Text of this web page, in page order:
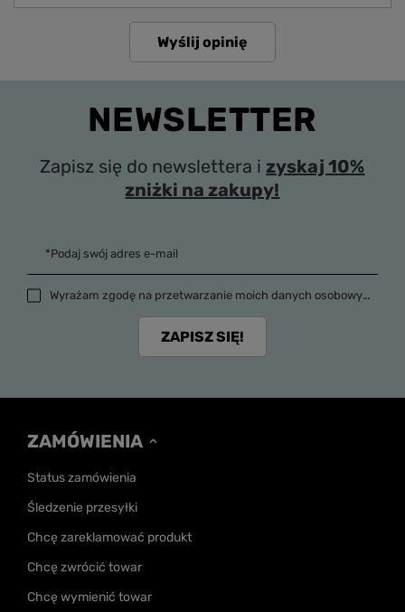
Wyślij opinię
NEWSLETTER
Zapisz się do newslettera i zyskaj 10%
zniżki na zakupy!
*Podaj swój adres e-mail
Wyrażam zgodę na przetwarzanie moich danych osobowych (adres e-mail) na potrzeby wysyłki newslettera z informacją handlową (marketing). Więcej w
ZAPISZ SIĘ!
ZAMÓWIENIA
Status zamówienia
Śledzenie przesyłki
Chcę zareklamować produkt
Chcę zwrócić towar
Chcę wymienić towar